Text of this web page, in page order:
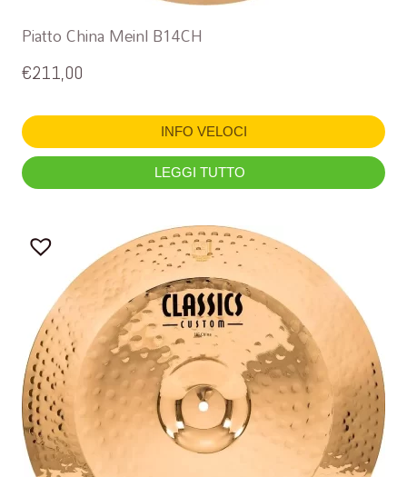
Piatto China Meinl B14CH
€211,00
INFO VELOCI
LEGGI TUTTO